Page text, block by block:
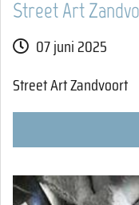
Street Art
07 juni 2025
Street Art Zandvoort